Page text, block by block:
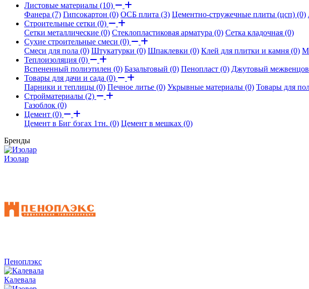
Листовые материалы (10)
Фанера (7) Гипсокартон (0) ОСБ плита (3) Цементно-стружечные плиты (цсп) (0)
Строительные сетки (0)
Сетки металлические (0) Стеклопластиковая арматура (0) Сетка кладочная (0)
Сухие строительные смеси (0)
Смеси для пола (0) Штукатурки (0) Шпаклевки (0) Клей для плитки и камня (0)
Теплоизоляция (0)
Вспененный полиэтилен (0) Базальтовый (0) Пенопласт (0) Джутовый
Товары для дачи и сада (0)
Парники и теплицы (0) Печное литье (0) Укрывные материалы (0) Товары для
Стройматериалы (2)
Газоблок (0)
Цемент (0)
Цемент в Биг бэгах 1тн. (0) Цемент в мешках (0)
Бренды
Изолар
Пеноплэкс
Калевала